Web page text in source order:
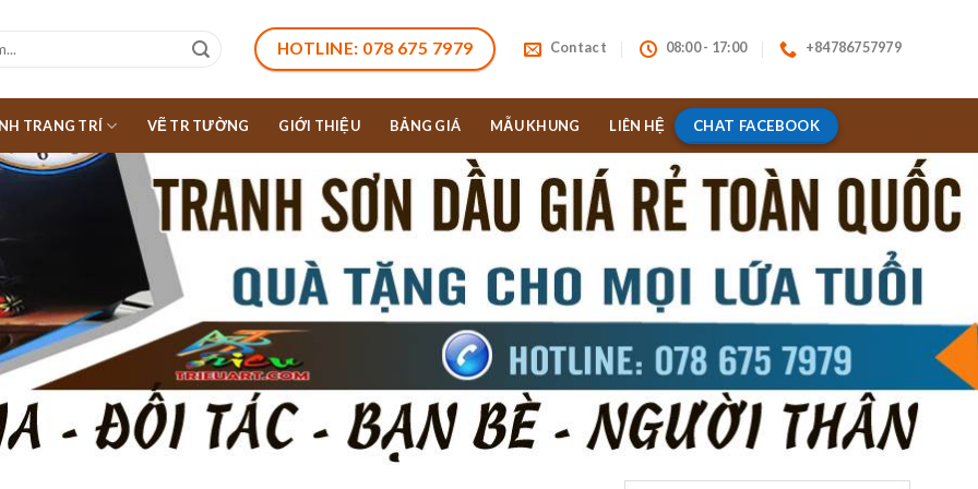
HOTLINE: 078 675 7979 Contact 08:00 - 17:00 +84786757979
TRANG TRÍ VẼ TR TƯỜNG GIỚI THIỆU BẢNG GIÁ MẪU KHUNG LIÊN HỆ CHAT FACEBOOK